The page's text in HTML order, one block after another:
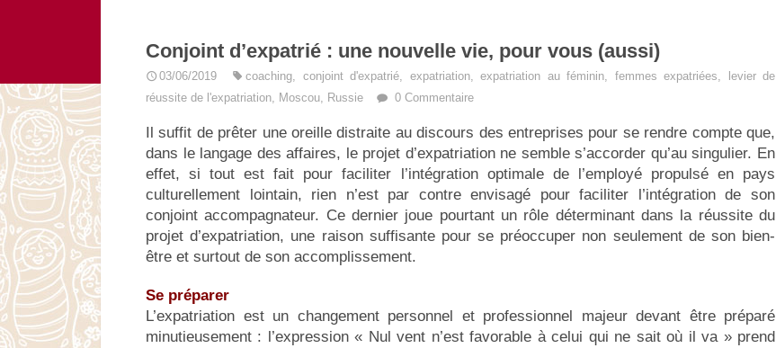
Conjoint d’expatrié : une nouvelle vie, pour vous (aussi)
03/06/2019 coaching, conjoint d'expatrié, expatriation,expatriation au féminin, femmes expatriées,
levier de
réussite de l'expatriation, Moscou, Russie 0 Commentaire
Il suffit de prêter une oreille distraite au discours des entreprises pour se rendre compte que,
dans le langage des affaires, le projet d’expatriation ne semble s’accorder qu’au singulier. En
effet, si tout est fait pour faciliter l’intégration optimale de l’employé propulsé en pays
culturellement lointain, rien n’est par contre envisagé pour faciliter l’intégration de son
conjoint accompagnateur. Ce dernier joue pourtant un rôle déterminant dans la réussite du
projet d’expatriation, une raison suffisante pour se préoccuper non seulement de son bien-
être et surtout de son accomplissement.
Se préparer
L’expatriation est un changement personnel et professionnel majeur devant être préparé
minutieusement : l’expression « Nul vent n’est favorable à celui qui ne sait où il va » prend